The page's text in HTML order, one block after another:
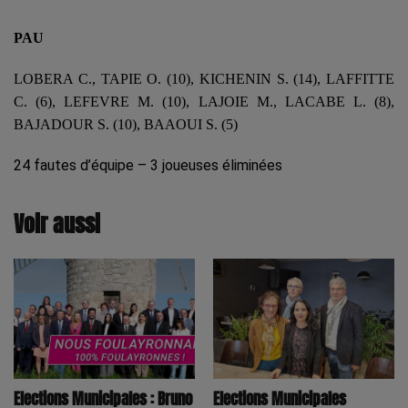
PAU
LOBERA C., TAPIE O. (10), KICHENIN S. (14), LAFFITTE
C. (6), LEFEVRE M. (10), LAJOIE M., LACABE L. (8),
BAJADOUR S. (10), BAAOUI S. (5)
24 fautes d’équipe – 3 joueuses éliminées
Voir aussi
Elections Municipales : Bruno Elections Municipales